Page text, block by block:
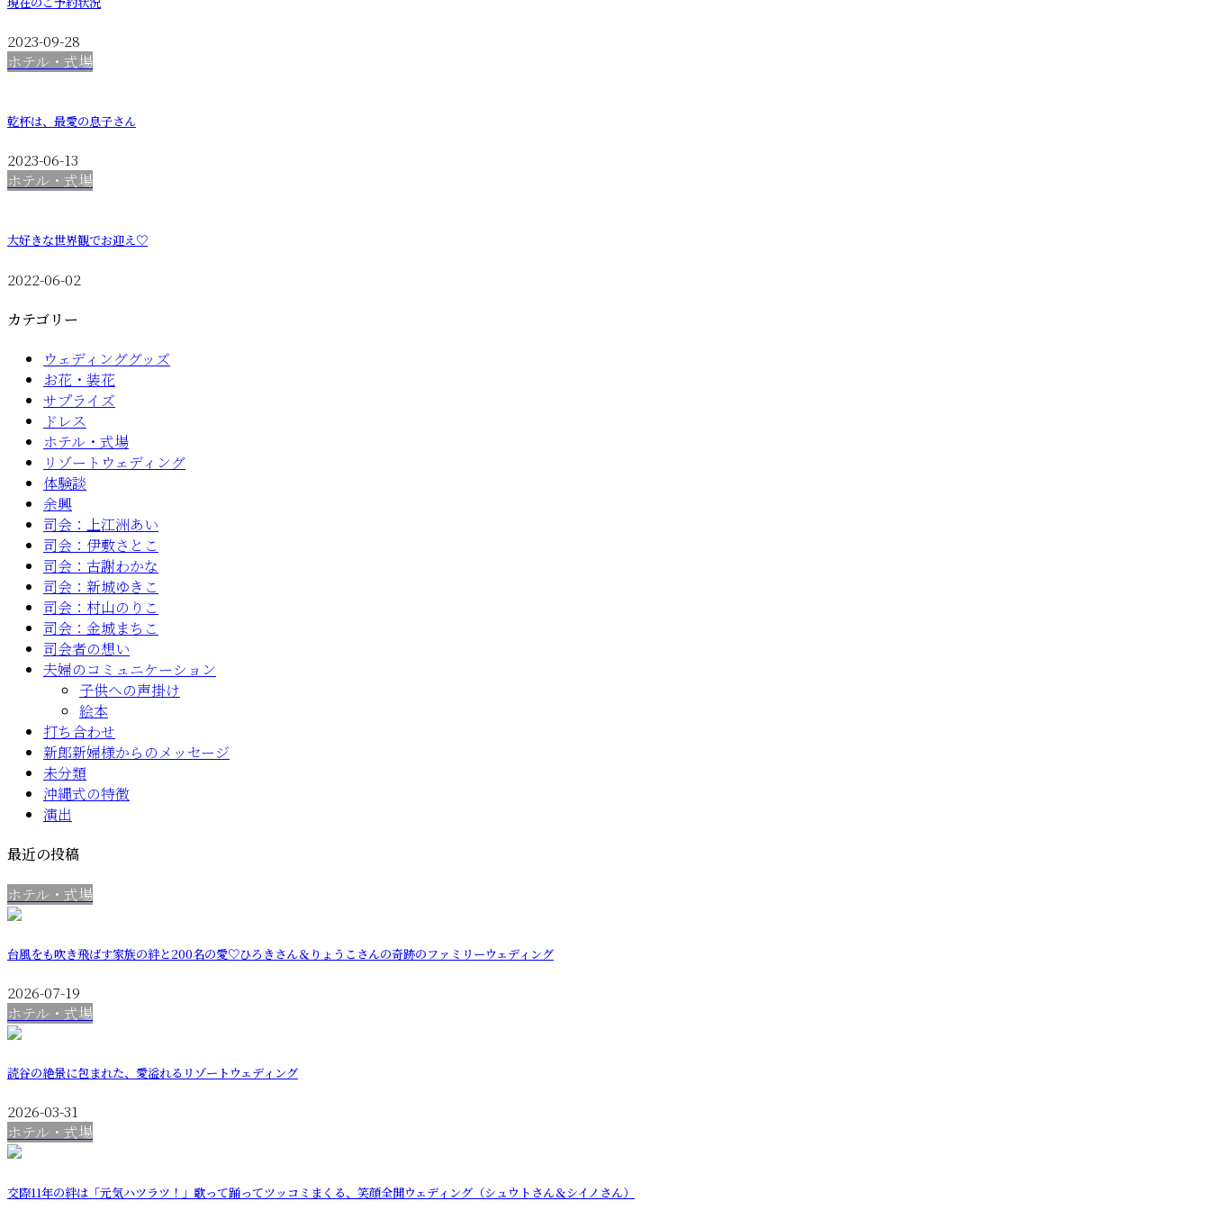
2023-09-28
ホテル・式場
乾杯は、最愛の息子さん
2023-06-13
ホテル・式場
大好きな世界観でお迎え♡
2022-06-02
カテゴリー
ウェディンググッズ
お花・装花
サプライズ
ドレス
ホテル・式場
リゾートウェディング
体験談
余興
司会：上江洲あい
司会：伊敷さとこ
司会：古謝わかな
司会：新城ゆきこ
司会：村山のりこ
司会：金城まちこ
司会者の想い
夫婦のコミュニケーション
子供への声掛け
絵本
打ち合わせ
新郎新婦様からのメッセージ
未分類
沖縄式の特徴
演出
最近の投稿
ホテル・式場
台風をも吹き飛ばす家族の絆と200名の愛♡ひろきさん＆りょうこさんの奇跡のファミリーウェディング
2026-07-19
ホテル・式場
読谷の絶景に包まれた、愛溢れるリゾートウェディング
2026-03-31
ホテル・式場
交際11年の絆は「元気ハツラツ！」歌って踊ってツッコミまくる、笑顔全開ウェディング（シュウトさん＆シイノさん）